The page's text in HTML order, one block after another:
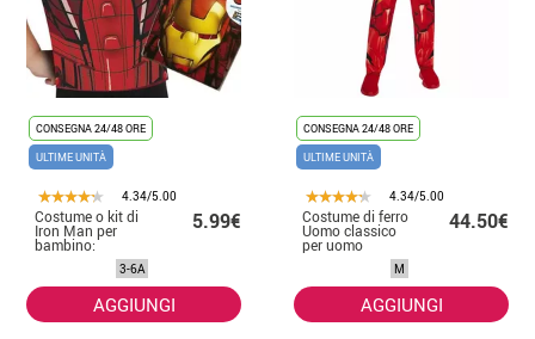
CONSEGNA 24/48 ORE
ULTIME UNITÀ
4.34/5.00
Costume o kit di
Iron Man per
bambino:
5.99€
3-6A
AGGIUNGI
CONSEGNA 24/48 ORE
ULTIME UNITÀ
4.34/5.00
Costume di ferro
Uomo classico
per uomo
44.50€
M
AGGIUNGI